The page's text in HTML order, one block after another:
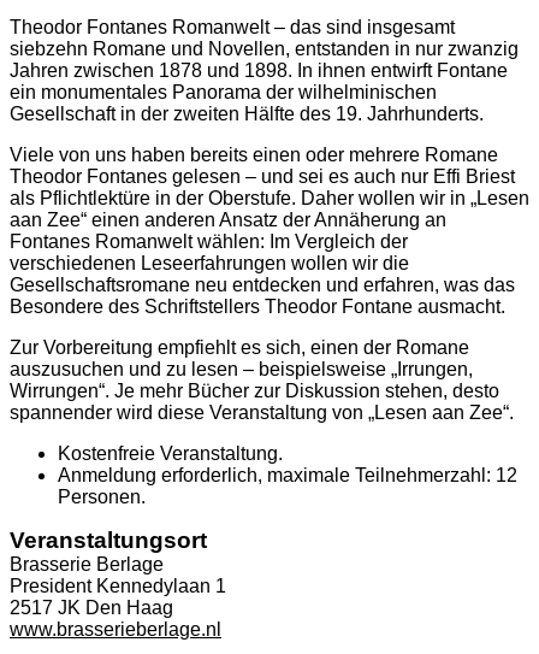
Theodor Fontanes Romanwelt – das sind insgesamt
siebzehn Romane und Novellen, entstanden in nur zwanzig
Jahren zwischen 1878 und 1898. In ihnen entwirft Fontane
ein monumentales Panorama der wilhelminischen
Gesellschaft in der zweiten Hälfte des 19. Jahrhunderts.
Viele von uns haben bereits einen oder mehrere Romane
Theodor Fontanes gelesen – und sei es auch nur Effi Briest
als Pflichtlektüre in der Oberstufe. Daher wollen wir in „Lesen
aan Zee“ einen anderen Ansatz der Annäherung an
Fontanes Romanwelt wählen: Im Vergleich der
verschiedenen Leseerfahrungen wollen wir die
Gesellschaftsromane neu entdecken und erfahren, was das
Besondere des Schriftstellers Theodor Fontane ausmacht.
Zur Vorbereitung empfiehlt es sich, einen der Romane
auszusuchen und zu lesen – beispielsweise „Irrungen,
Wirrungen“. Je mehr Bücher zur Diskussion stehen, desto
spannender wird diese Veranstaltung von „Lesen aan Zee“.
Kostenfreie Veranstaltung.
Anmeldung erforderlich, maximale Teilnehmerzahl: 12
Personen.
Veranstaltungsort
Brasserie Berlage
President Kennedylaan 1
2517 JK Den Haag
www.brasserieberlage.nl